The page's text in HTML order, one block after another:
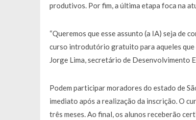
produtivos. Por fim, a última etapa foca na
“Queremos que esse assunto (a IA) seja de
curso introdutório gratuito para aqueles que
Jorge Lima, secretário de Desenvolvimento
Podem participar moradores do estado de
imediato após a realização da inscrição. O
três meses. Ao final, os alunos receberão